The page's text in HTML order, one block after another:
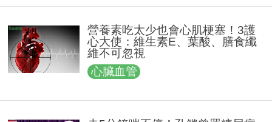
營養素吃太少也會心肌梗塞！3護
心大使：維生素E、葉酸、膳食纖
維不可忽視
心臟血管